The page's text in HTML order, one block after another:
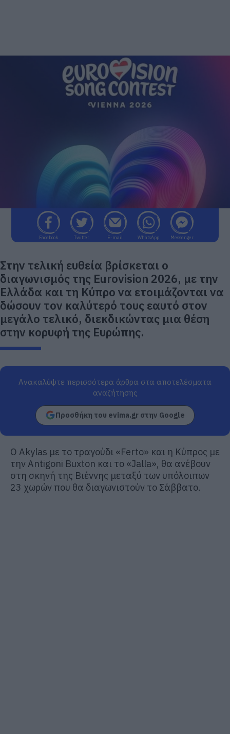
Facebook Twitter E-mail WhatsApp Messenger
Στην τελική ευθεία βρίσκεται ο
διαγωνισμός της Eurovision 2026, με την
Ελλάδα και τη Κύπρο να ετοιμάζονται να
δώσουν τον καλύτερό τους εαυτό στον
μεγάλο τελικό, διεκδικώντας μια θέση
στην κορυφή της Ευρώπης.
Ανακαλύψτε περισσότερα άρθρα στα αποτελέσματα
αναζήτησης
Προσθήκη του evima.gr στην Google
Ο Akylas με το τραγούδι «Ferto» και η Κύπρος με
την Antigoni Buxton και το «Jalla», θα ανέβουν
στη σκηνή της Βιέννης μεταξύ των υπόλοιπων
23 χωρών που θα διαγωνιστούν το Σάββατο.